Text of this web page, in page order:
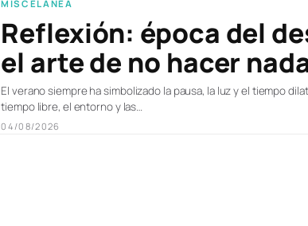
MISCELÁNEA
Reflexión: época del
el arte de no hacer
El verano siempre ha simbolizado la pausa, la luz y el tiempo
tiempo libre, el entorno y las…
04/08/2026